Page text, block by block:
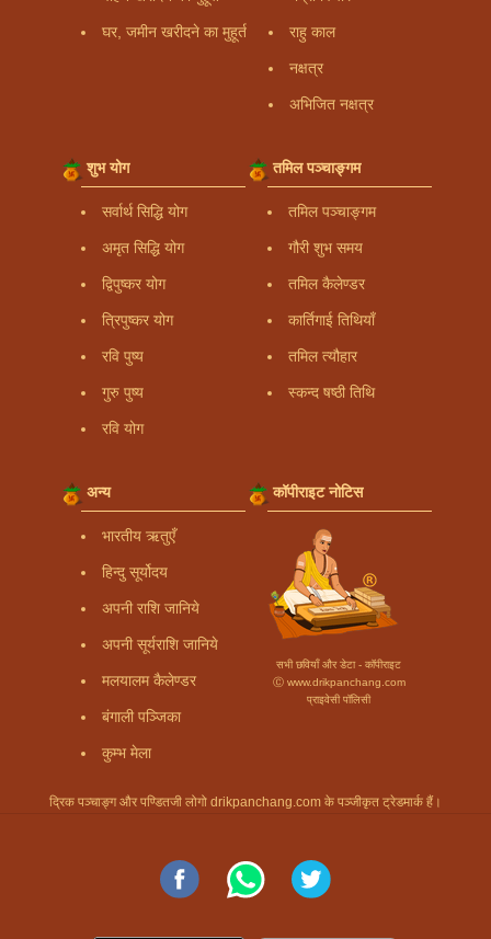
घर, जमीन खरीदने का मुहूर्त राहु काल
नक्षत्र
अभिजित नक्षत्र
शुभ योग
सर्वार्थ सिद्धि योग
अमृत सिद्धि योग
द्विपुष्कर योग
त्रिपुष्कर योग
रवि पुष्य
गुरु पुष्य
रवि योग
तमिल पञ्चाङ्गम
तमिल पञ्चाङ्गम
गौरी शुभ समय
तमिल कैलेण्डर
कार्तिगाई तिथियाँ
तमिल त्यौहार
स्कन्द षष्ठी तिथि
अन्य
भारतीय ऋतुएँ
हिन्दु सूर्योदय
अपनी राशि जानिये
अपनी सूर्यराशि जानिये
मलयालम कैलेण्डर
बंगाली पञ्जिका
कुम्भ मेला
कॉपीराइट नोटिस
सभी छवियाँ और डेटा - कॉपीराइट
Ⓒ www.drikpanchang.com
प्राइवेसी पॉलिसी
द्रिक पञ्चाङ्ग और पण्डितजी लोगो drikpanchang.com के पञ्जीकृत ट्रेडमार्क हैं।